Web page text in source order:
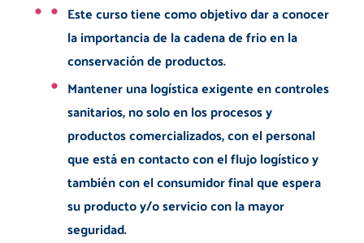
Este curso tiene como objetivo dar a conocer
la importancia de la cadena de frio en la
conservación de productos.
Mantener una logística exigente en controles
sanitarios, no solo en los procesos y
productos comercializados, con el personal
que está en contacto con el flujo logístico y
también con el consumidor final que espera
su producto y/o servicio con la mayor
seguridad.